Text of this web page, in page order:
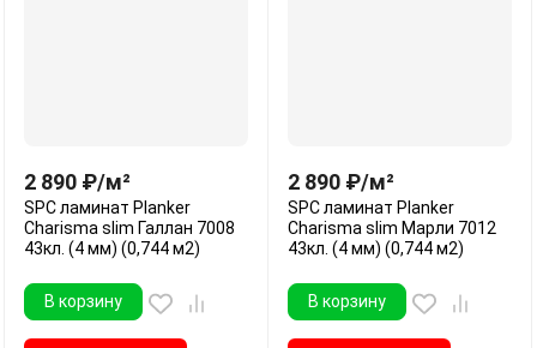
2 890 ₽/м²
SPC ламинат Planker
Charisma slim Галлан 7008
43кл. (4 мм) (0,744 м2)
В корзину
2 890 ₽/м²
SPC ламинат Planker
Charisma slim Марли 7012
43кл. (4 мм) (0,744 м2)
В корзину